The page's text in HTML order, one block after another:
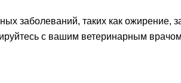
заболеваний, таких как ожирение,
с вашим ветеринарным